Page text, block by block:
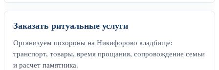
Заказать ритуальные услуги
Организуем похороны на Никифорово кладбище:
транспорт, товары, время прощания, сопровождение семьи
и расчет памятника.